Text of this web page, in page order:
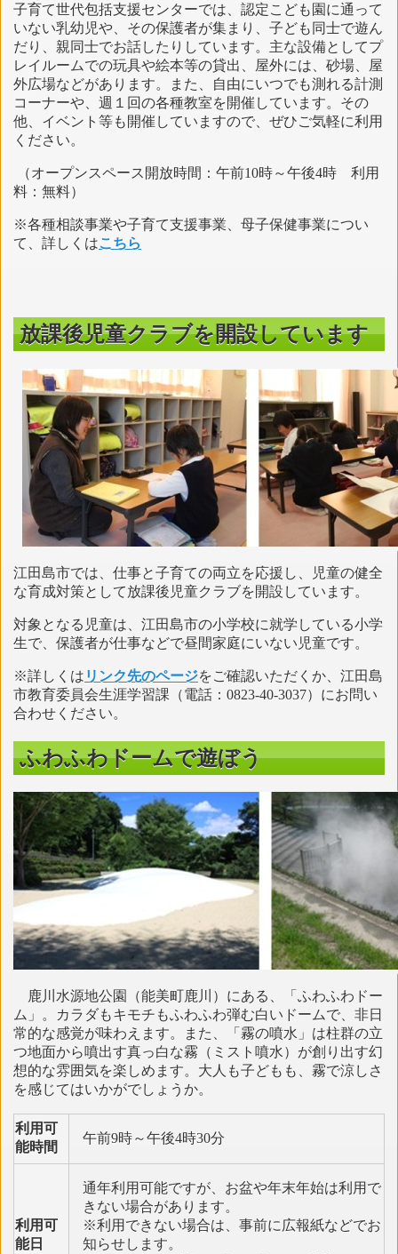
子育て世代包括支援センターでは、認定こども園に通って
いない乳幼児や、その保護者が集まり、子ども同士で遊ん
だり、親同士でお話したりしています。主な設備としてプ
レイルームでの玩具や絵本等の貸出、屋外には、砂場、屋
外広場などがあります。また、自由にいつでも測れる計測
コーナーや、週１回の各種教室を開催しています。その
他、イベント等も開催していますので、ぜひご気軽に利用
ください。
（オープンスペース開放時間：午前10時～午後4時 利用
料：無料）
※各種相談事業や子育て支援事業、母子保健事業につい
て、詳しくはこちら
放課後児童クラブを開設しています
江田島市では、仕事と子育ての両立を応援し、児童の健全
な育成対策として放課後児童クラブを開設しています。
対象となる児童は、江田島市の小学校に就学している小学
生で、保護者が仕事などで昼間家庭にいない児童です。
※詳しくは リンク先のページをご確認いただくか、江田島
市教育委員会生涯学習課（電話：0823-40-3037）にお問い
合わせください。
ふわふわドームで遊ぼう
鹿川水源地公園（能美町鹿川）にある、「ふわふわドー
ム」。カラダもキモチもふわふわ弾む白いドームで、非日
常的な感覚が味わえます。また、「霧の噴水」は柱群の立
つ地面から噴出す真っ白な霧（ミスト噴水）が創り出す幻
想的な雰囲気を楽しめます。大人も子どもも、霧で涼しさ
を感じてはいかがでしょうか。
利用可
能時間
午前9時～午後4時30分
利用可
能日
通年利用可能ですが、お盆や年末年始は利用で
きない場合があります。
※利用できない場合は、事前に広報紙などでお
知らせします。